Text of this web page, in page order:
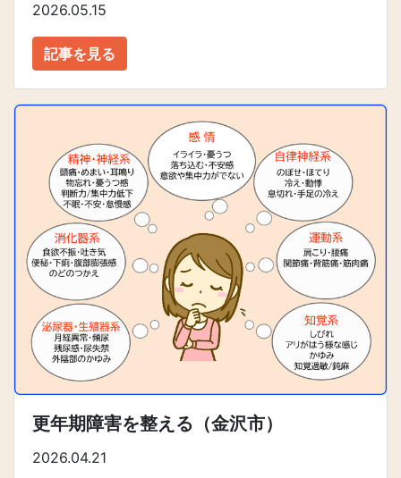
2026.05.15
記事を見る
更年期障害を整える（金沢市）
2026.04.21